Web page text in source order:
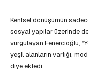
Kentsel dönüşümün
sosyal yapılar üzerinde
vurgulayan Fenercioğlu,
yeşil alanların varlığı,
diye ekledi.